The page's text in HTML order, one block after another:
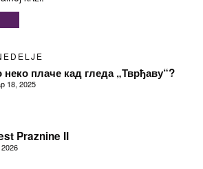
плаче кад гледа „Тврђаву“?
18, 2025
Praznine II